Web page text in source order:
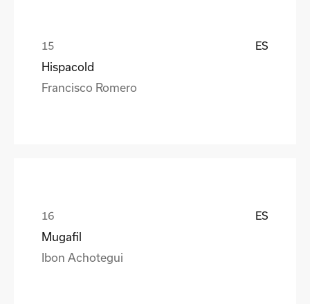
ES
Hispacold
Francisco Romero
ES
Mugafil
Ibon Achotegui